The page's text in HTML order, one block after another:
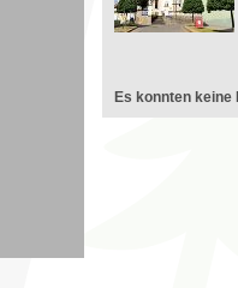
Es konnten keine